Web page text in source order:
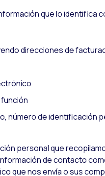
que lo identifica
direcciones de
número de identificación
personal que
de contacto
que nos envía o sus